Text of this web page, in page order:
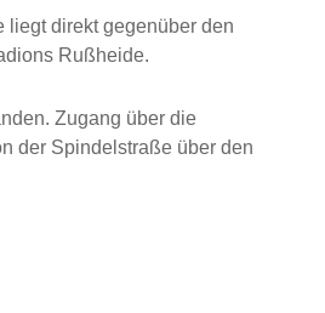
liegt direkt gegenüber den
Rußheide.
Zugang über die
der Spindelstraße über den